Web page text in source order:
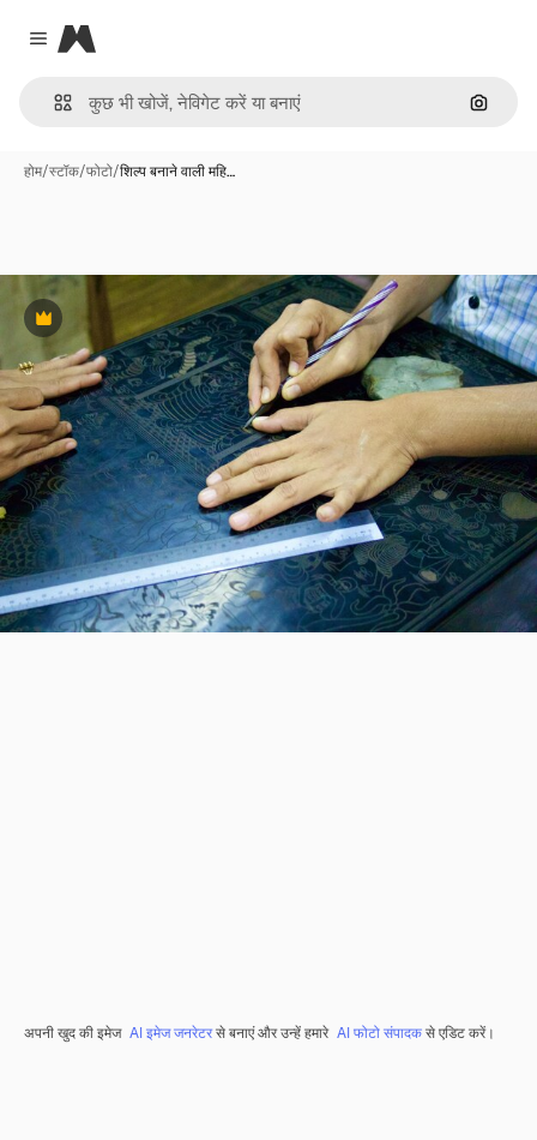
Close menu
Magnific
इमेज से
होम/स्टॉक/फोटो/शिल्प बनाने वाली महि…
Premium
अपनी खुद की इमेज AI इमेज जनरेटरसे बनाएं और उन्हें हमारे AI फोटो संपादकसे एडिट करें।